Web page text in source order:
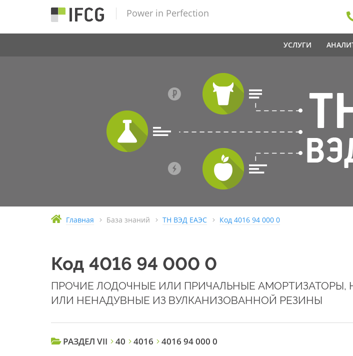
Power in Perfection
УСЛУГИ
Главная База знаний ТН ВЭД ЕАЭС Код 4016 94 000 0
Код 4016 94 000 0
ПРОЧИЕ ЛОДОЧНЫЕ ИЛИ ПРИЧАЛЬНЫЕ АМОРТИЗАТОРЫ,
ИЛИ НЕНАДУВНЫЕ ИЗ ВУЛКАНИЗОВАННОЙ РЕЗИНЫ
РАЗДЕЛ VII 40 4016 4016 94 000 0